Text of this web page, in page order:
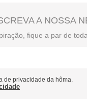
A NOSSA
fique a par de
de privacidade da hôma.